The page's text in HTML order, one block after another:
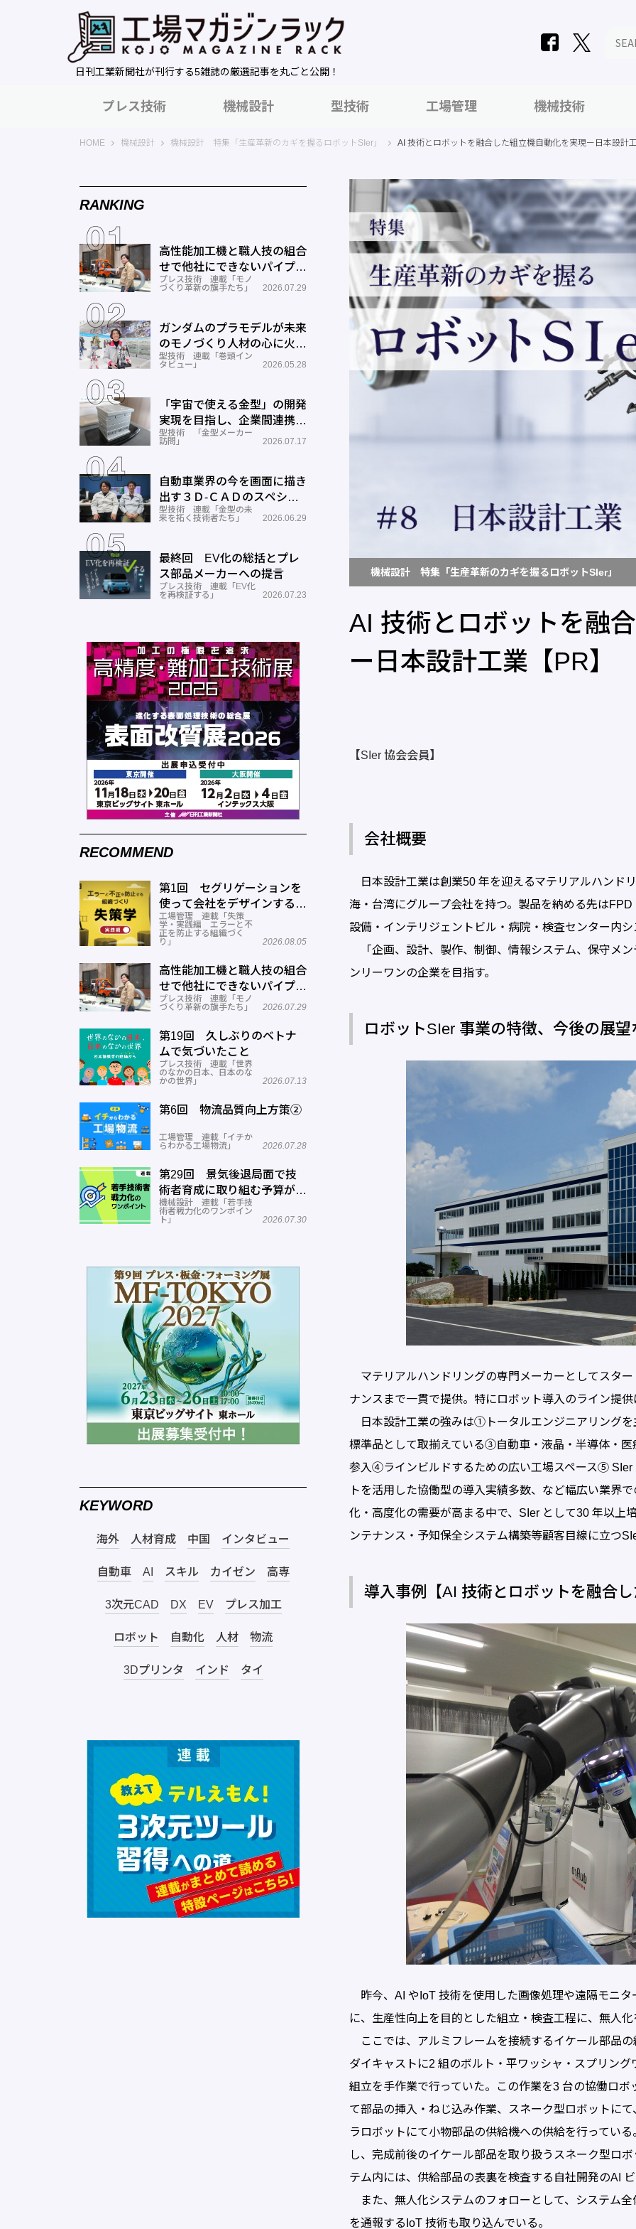
日刊工業新聞社が刊行する5雑誌の厳選記事を丸ごと公開！
プレス技術 機械設計 型技術 工場管理 機械技術
HOME 工場マガジンラック｜日刊工業新聞社
機械設計 機械設計 特集「生産革新のカギを握るロボットSIer」 AI 技術とロボットを融合した組立機自動化を実現ー日本設計
機械設計 特集「生産革新のカギを握るロボットSIer」
AI 技術とロボットを融
ー日本設計工業【PR】
【SIer 協会会員】
会社概要
日本設計工業は創業50 年を迎えるマテリアルハンド
海・台湾にグループ会社を持つ。製品を納める先は
設備・インテリジェントビル・病院・検査センター内
「企画、設計、製作、制御、情報システム、保守メ
ンリーワンの企業を目指す。
ロボットSIer 事業の特徴、今後の展望
マテリアルハンドリングの専門メーカーとしてスタ
ナンスまで一貫で提供。特にロボット導入のライン提
日本設計工業の強みは①トータルエンジニアリング
標準品として取揃えている③自動車・液晶・半導体・
参入④ラインビルドするための広い工場スペース⑤
トを活用した協働型の導入実績多数、など幅広い業界
化・高度化の需要が高まる中で、SIer として30 年以上
ンテナンス・予知保全システム構築等顧客目線に立つ
導入事例【AI 技術とロボットを融合
昨今、AI やIoT 技術を使用した画像処理や遠隔モニ
に、生産性向上を目的とした組立・検査工程に、無人
ここでは、アルミフレームを接続するイケール部品
ダイキャストに2 組のボルト・平ワッシャ・スプリン
組立を手作業で行っていた。この作業を3 台の協働ロ
て部品の挿入・ねじ込み作業、スネーク型ロボットに
ラロボットにて小物部品の供給機への供給を行ってい
し、完成前後のイケール部品を取り扱うスネーク型ロ
テム内には、供給部品の表裏を検査する自社開発のAI
また、無人化システムのフォローとして、システム
を通報するIoT 技術も取り込んでいる。
RANKING
高性能加工機と職人技の組合
せで他社にできないパイプ曲
げを実現―ミナミ技研
プレス技術 連載「モノ
づくり革新の旗手たち」
2026.07.29
ガンダムのプラモデルが未来
のモノづくり人材の心に火を
つける―BANDAI SPIRITS
型技術 連載「巻頭イン
タビュー」
2026.05.28
「宇宙で使える金型」の開発
実現を目指し、企業間連携を
推進―ワールド工業
型技術 「金型メーカー
訪問」
2026.07.17
自動車業界の今を画面に描き
出す３Ｄ-ＣＡＤのスペシャ
リストとしての成長と展望ー
型技術 連載「金型の未
来を拓く技術者たち」
2026.06.29
最終回 EV化の総括とプレ
ス部品メーカーへの提言
プレス技術 連載「EV化
を再検証する」
2026.07.23
RECOMMEND
第1回 セグリゲーションを
使って会社をデザインする方
法
工場管理 連載「失策
学・実践編 エラーと不
正を防止する組織づく
り」
2026.08.05
高性能加工機と職人技の組合
せで他社にできないパイプ曲
げを実現―ミナミ技研
プレス技術 連載「モノ
づくり革新の旗手たち」
2026.07.29
第19回 久しぶりのベトナ
ムで気づいたこと
プレス技術 連載「世界
のなかの日本、日本のな
かの世界」
2026.07.13
第6回 物流品質向上方策②
工場管理 連載「イチか
らわかる工場物流」
2026.07.28
第29回 景気後退局面で技
術者育成に取り組む予算がな
い
機械設計 連載「若手技
術者戦力化のワンポイン
ト」
2026.07.30
KEYWORD
海外 人材育成 中国 インタビュー
自動車 AI スキル カイゼン 高専
3次元CAD DX EV プレス加工
ロボット 自動化 人材 物流
3Dプリンタ インド タイ